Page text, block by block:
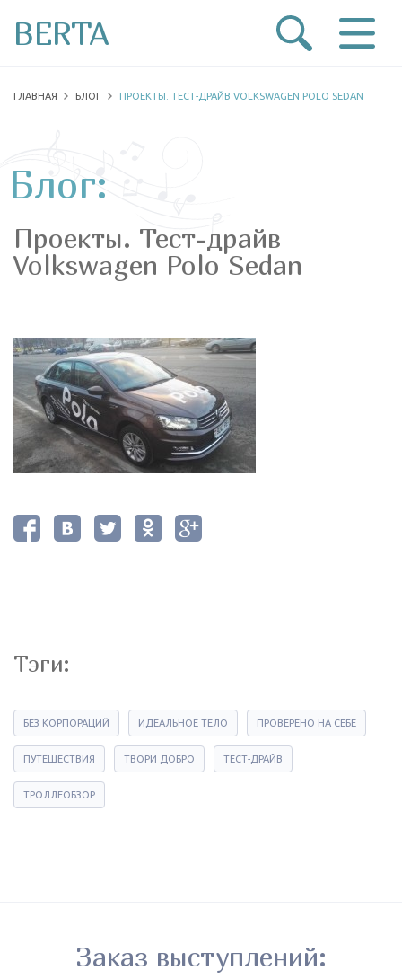
BERTA
ГЛАВНАЯ БЛОГ ПРОЕКТЫ. ТЕСТ-ДРАЙВ VOLKSWAGEN POLO SEDAN
Блог:
Проекты. Тест-драйв
Volkswagen Polo Sedan
Тэги:
БЕЗ КОРПОРАЦИЙ ИДЕАЛЬНОЕ ТЕЛО ПРОВЕРЕНО НА СЕБЕ
ПУТЕШЕСТВИЯ ТВОРИ ДОБРО ТЕСТ-ДРАЙВ
ТРОЛЛЕОБЗОР
Заказ выступлений: